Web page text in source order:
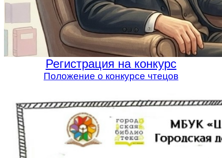
Регистрация на конкурс
Положение о конкурсе чтецов